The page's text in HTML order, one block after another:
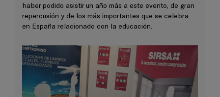
haber podido asistir un año más a este evento, de gran
repercusión y de los más importantes que se celebra
en España relacionado con la educación.